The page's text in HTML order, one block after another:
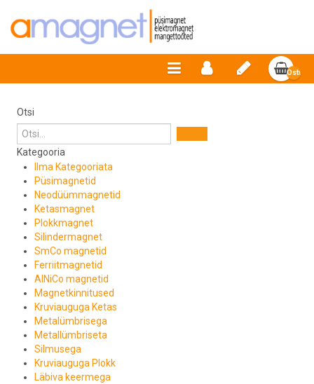
Otsi
Kategooria
Ilma Kategooriata
Püsimagnetid
Neodüümmagnetid
Ketasmagnet
Plokkmagnet
Silindermagnet
SmCo magnetid
Ferriitmagnetid
AlNiCo magnetid
Magnetkinnitused
Kruviauguga Ketas
Metalümbrisega
Metallümbriseta
Silmusega
Kruviauguga Plokk
Läbiva keermega